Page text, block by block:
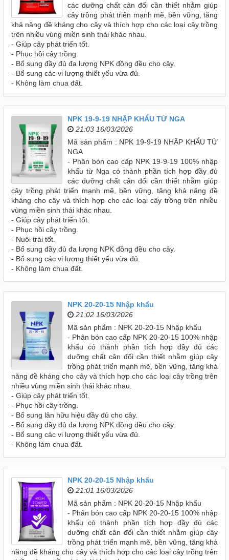
các dưỡng chất cân đối cần thiết nhằm giúp
cây trồng phát triển mạnh mẽ, bền vững, tăng
khả năng đề kháng cho cây và thích hợp cho các loại cây trồng
trên nhiều vùng miền sinh thái khác nhau.
- Giúp cây phát triển tốt.
- Phục hồi cây trồng.
- Bổ sung đầy đủ đa lượng NPK đồng đều cho cây.
- Bổ sung các vi lượng thiết yếu vừa đủ.
- Không làm chua đất.
NPK 19-9-19 NHẬP KHẨU TỪ NGA
21:03 16/03/2026
Mã sản phẩm : NPK 19-9-19 NHẬP KHẨU TỪ
NGA
- Phân bón cao cấp NPK 19-9-19 100% nhập
khẩu từ Nga có thành phần tích hợp đầy đủ
các dưỡng chất cân đối cần thiết nhằm giúp
cây trồng phát triển mạnh mẽ, bền vững, tăng khả năng đề
kháng cho cây và thích hợp cho các loại cây trồng trên nhiều
vùng miền sinh thái khác nhau.
- Giúp cây phát triển tốt.
- Phục hồi cây trồng.
- Nuôi trái tốt.
- Bổ sung đầy đủ đa lượng NPK đồng đều cho cây.
- Bổ sung các vi lượng thiết yếu vừa đủ.
- Không làm chua đất.
NPK 20-20-15 Nhập khẩu
21:02 16/03/2026
Mã sản phẩm : NPK 20-20-15 Nhập khẩu
- Phân bón cao cấp NPK 20-20-15 100% nhập
khẩu có thành phần tích hợp đầy đủ các
dưỡng chất cân đối cần thiết nhằm giúp cây
trồng phát triển mạnh mẽ, bền vững, tăng khả
năng đề kháng cho cây và thích hợp cho các loại cây trồng trên
nhiều vùng miền sinh thái khác nhau.
- Giúp cây phát triển tốt.
- Phục hồi cây trồng.
- Bổ sung lân hữu hiệu đầy đủ cho cây.
- Bổ sung đầy đủ đa lượng NPK đồng đều cho cây.
- Bổ sung các vi lượng thiết yếu vừa đủ.
- Không làm chua đất.
NPK 20-20-15 Nhập khẩu
21:01 16/03/2026
Mã sản phẩm : NPK 20-20-15 Nhập khẩu
- Phân bón cao cấp NPK 20-20-15 100% nhập
khẩu có thành phần tích hợp đầy đủ các
dưỡng chất cân đối cần thiết nhằm giúp cây
trồng phát triển mạnh mẽ, bền vững, tăng khả
năng đề kháng cho cây và thích hợp cho các loại cây trồng trên